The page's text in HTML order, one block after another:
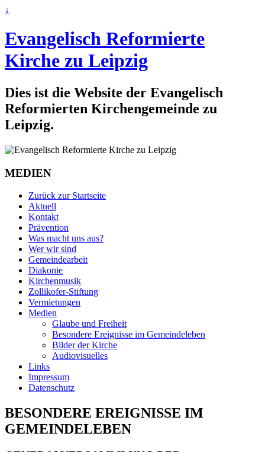
↓
Evangelisch Reformierte
Kirche zu Leipzig
Dies ist die Website der Evangelisch
Reformierten Kirchengemeinde zu
Leipzig.
MEDIEN
Zurück zur Startseite
Aktuell
Kontakt
Prävention
Was macht uns aus?
Wer wir sind
Gemeindearbeit
Diakonie
Kirchenmusik
Zollikofer-Stiftung
Vermietungen
Medien
Glaube und Freiheit
Besondere Ereignisse im Gemeindeleben
Bilder der Kirche
Audiovisuelles
Links
Impressum
Datenschutz
BESONDERE EREIGNISSE IM
GEMEINDELEBEN